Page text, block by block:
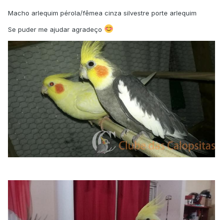
Macho arlequim pérola/fêmea cinza silvestre porte arlequim
Se puder me ajudar agradeço